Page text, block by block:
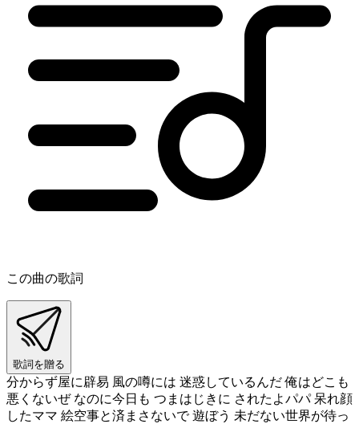
この曲の歌詞
歌詞を贈る
分からず屋に辟易 風の噂には 迷惑しているんだ 俺はどこも
悪くないぜ なのに今日も つまはじきに されたよパパ 呆れ顔
したママ 絵空事と済まさないで 遊ぼう 未だない世界が待っ